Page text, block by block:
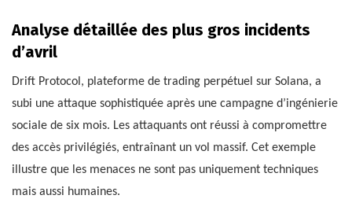
Analyse détaillée des plus gros incidents
d’avril
Drift Protocol, plateforme de trading perpétuel sur Solana, a
subi une attaque sophistiquée après une campagne d’ingénierie
sociale de six mois. Les attaquants ont réussi à compromettre
des accès privilégiés, entraînant un vol massif. Cet exemple
illustre que les menaces ne sont pas uniquement techniques
mais aussi humaines.